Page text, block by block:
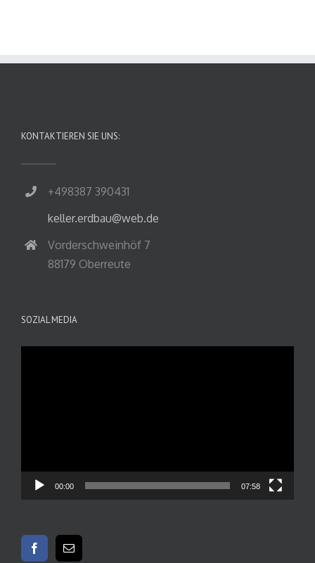
KONTAKTIEREN SIE UNS:
+498387 390431
keller.erdbau@web.de
Vorderschweinhöf 7
88179 Oberreute
SOZIAL MEDIA
00:00 07:58